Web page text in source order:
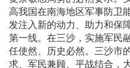
高我国在南海地区军事防卫
发注入新的动力、助力和保
第一线。在三沙，实施军民
任使然、历史必然。三沙市
求、军民兼顾、平战结合，